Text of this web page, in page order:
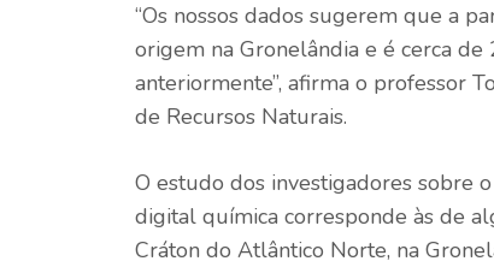
“Os nossos dados sugerem que a
origem na Gronelândia e é cerca
anteriormente”, afirma o professor
de Recursos Naturais.
O estudo dos investigadores sobre
digital química corresponde às de
Cráton do Atlântico Norte, na